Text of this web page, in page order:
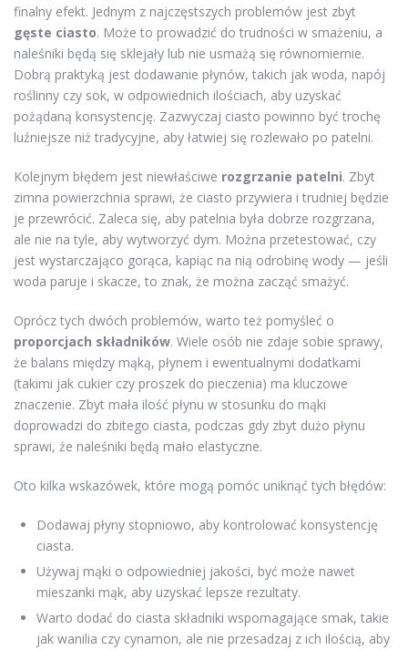
finalny efekt. Jednym z najczęstszych problemów jest zbyt
gęste ciasto. Może to prowadzić do trudności w smażeniu, a
naleśniki będą się sklejały lub nie usmażą się równomiernie.
Dobrą praktyką jest dodawanie płynów, takich jak woda, napój
roślinny czy sok, w odpowiednich ilościach, aby uzyskać
pożądaną konsystencję. Zazwyczaj ciasto powinno być trochę
luźniejsze niż tradycyjne, aby łatwiej się rozlewało po patelni.
Kolejnym błędem jest niewłaściwe rozgrzanie patelni. Zbyt
zimna powierzchnia sprawi, że ciasto przywiera i trudniej będzie
je przewrócić. Zaleca się, aby patelnia była dobrze rozgrzana,
ale nie na tyle, aby wytworzyć dym. Można przetestować, czy
jest wystarczająco gorąca, kapiąc na nią odrobinę wody — jeśli
woda paruje i skacze, to znak, że można zacząć smażyć.
Oprócz tych dwóch problemów, warto też pomyśleć o
proporcjach składników. Wiele osób nie zdaje sobie sprawy,
że balans między mąką, płynem i ewentualnymi dodatkami
(takimi jak cukier czy proszek do pieczenia) ma kluczowe
znaczenie. Zbyt mała ilość płynu w stosunku do mąki
doprowadzi do zbitego ciasta, podczas gdy zbyt dużo płynu
sprawi, że naleśniki będą mało elastyczne.
Oto kilka wskazówek, które mogą pomóc uniknąć tych błędów:
Dodawaj płyny stopniowo, aby kontrolować konsystencję
ciasta.
Używaj mąki o odpowiedniej jakości, być może nawet
mieszanki mąk, aby uzyskać lepsze rezultaty.
Warto dodać do ciasta składniki wspomagające smak, takie
jak wanilia czy cynamon, ale nie przesadzaj z ich ilością, aby